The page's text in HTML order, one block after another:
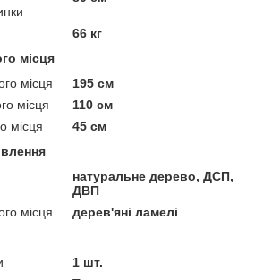
66 кг
місця
місця
195 см
місця
110 см
місця
45 см
натуральне дерево, ДСП,
ДВП
місця
дерев'яні ламелі
1 шт.